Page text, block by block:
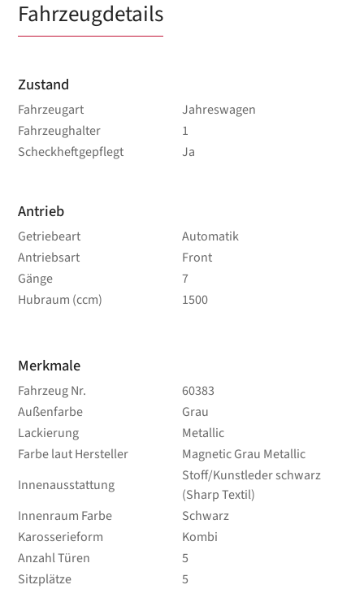
Fahrzeugdetails
Zustand
Fahrzeugart
Jahreswagen
Fahrzeughalter
1
Scheckheftgepflegt
Ja
Antrieb
Getriebeart
Automatik
Antriebsart
Front
Gänge
7
Hubraum (ccm)
1500
Merkmale
Fahrzeug Nr.
60383
Außenfarbe
Grau
Lackierung
Metallic
Farbe laut Hersteller
Magnetic Grau Metallic
Innenausstattung
Stoff/Kunstleder schwarz
(Sharp Textil)
Innenraum Farbe
Schwarz
Karosserieform
Kombi
Anzahl Türen
5
Sitzplätze
5